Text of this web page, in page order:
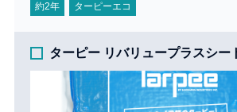
約2年 ターピーエコ
ターピー リバリュープラスシー